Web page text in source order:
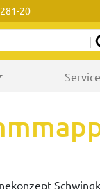
20
Service